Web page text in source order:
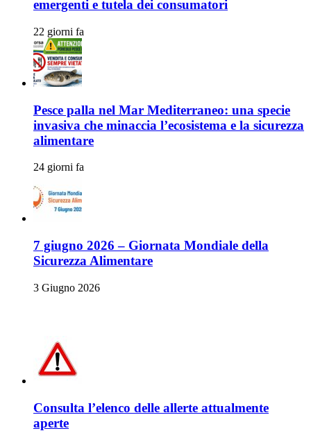
emergenti e tutela dei consumatori
22 giorni fa
Pesce palla nel Mar Mediterraneo: una specie
invasiva che minaccia l’ecosistema e la sicurezza
alimentare
24 giorni fa
7 giugno 2026 – Giornata Mondiale della
Sicurezza Alimentare
3 Giugno 2026
Consulta l’elenco delle allerte attualmente
aperte